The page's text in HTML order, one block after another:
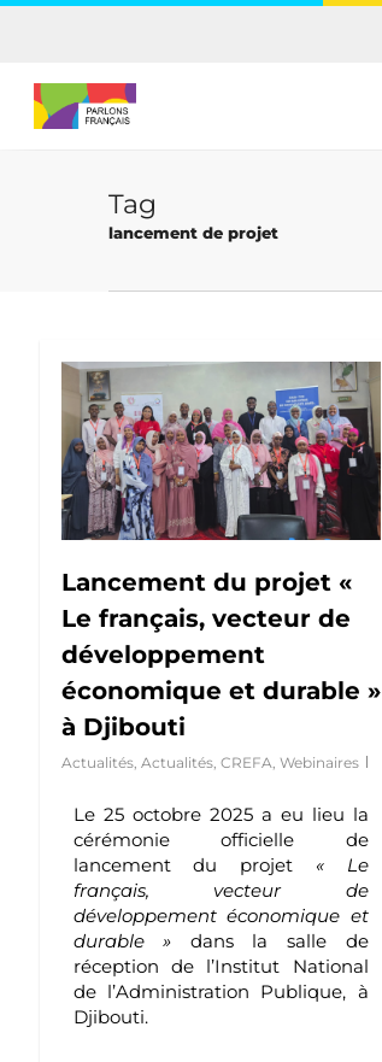
Skip
content
Tag
lancement de projet
Lancement du projet «
Le français, vecteur de
développement
économique et durable »
à Djibouti
Actualités, Actualités, CREFA, Webinaires
Le 25 octobre 2025 a eu lieu la
cérémonie officielle de
lancement du projet « Le
français, vecteur de
développement économique et
durable » dans la salle de
réception de l’Institut National
de l’Administration Publique, à
Djibouti.